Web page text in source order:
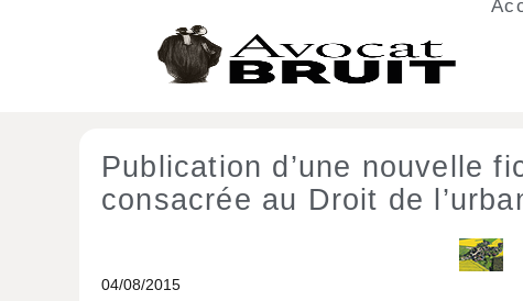
Publication d’une nouvelle
consacrée au Droit de
04/08/2015